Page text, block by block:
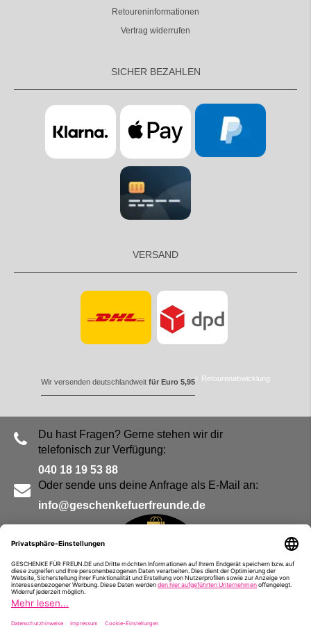
Retoureninformationen
Vertrag widerrufen
SICHER BEZAHLEN
VERSAND
Wir versenden deutschlandweit für Euro 5,95 Retourenabwicklung
Du hast Fragen? Gerne stehen wir dir
telefonisch zur Verfügung:
040 18 19 53 88
Oder sende uns deine Anfrage als E-Mail an:
info@geschenkefuerfreunde.de